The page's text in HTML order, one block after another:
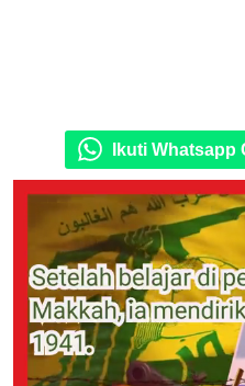
Ikuti Whatsapp